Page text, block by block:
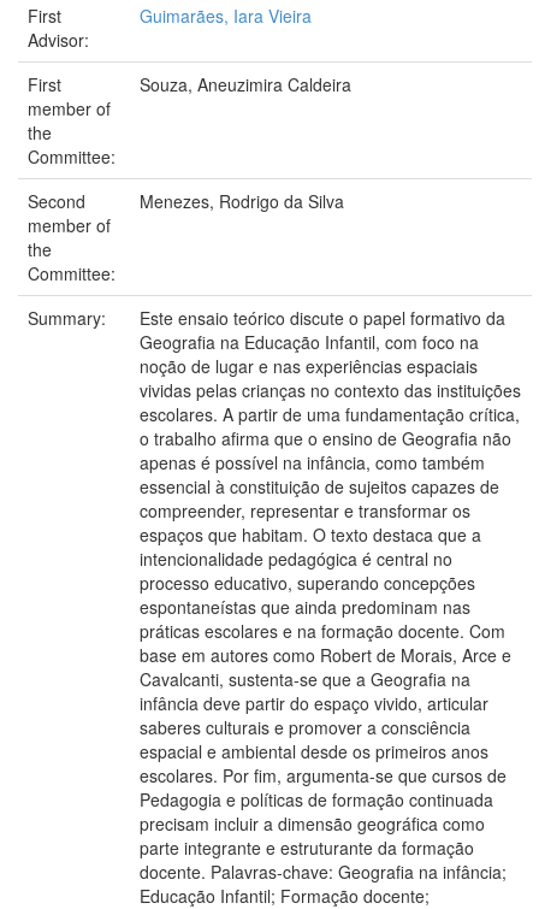
First
Advisor:
Guimarães, Iara Vieira
First
member of
the
Committee:
Souza, Aneuzimira Caldeira
Second
member of
the
Committee:
Menezes, Rodrigo da Silva
Summary:
Este ensaio teórico discute o papel formativo da
Geografia na Educação Infantil, com foco na
noção de lugar e nas experiências espaciais
vividas pelas crianças no contexto das instituições
escolares. A partir de uma fundamentação crítica,
o trabalho afirma que o ensino de Geografia não
apenas é possível na infância, como também
essencial à constituição de sujeitos capazes de
compreender, representar e transformar os
espaços que habitam. O texto destaca que a
intencionalidade pedagógica é central no
processo educativo, superando concepções
espontaneístas que ainda predominam nas
práticas escolares e na formação docente. Com
base em autores como Robert de Morais, Arce e
Cavalcanti, sustenta-se que a Geografia na
infância deve partir do espaço vivido, articular
saberes culturais e promover a consciência
espacial e ambiental desde os primeiros anos
escolares. Por fim, argumenta-se que cursos de
Pedagogia e políticas de formação continuada
precisam incluir a dimensão geográfica como
parte integrante e estruturante da formação
docente. Palavras-chave: Geografia na infância;
Educação Infantil; Formação docente;